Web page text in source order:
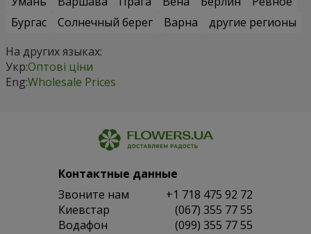
Бургас
Солнечный берег Варна
другие регионы
На других языках:
Укр:Оптові ціни
Eng:Wholesale Prices
Контактные данные
Звоните нам
+1 718 475 92 72
Киевстар
(067) 355 77 55
Водафон
(099) 355 77 55